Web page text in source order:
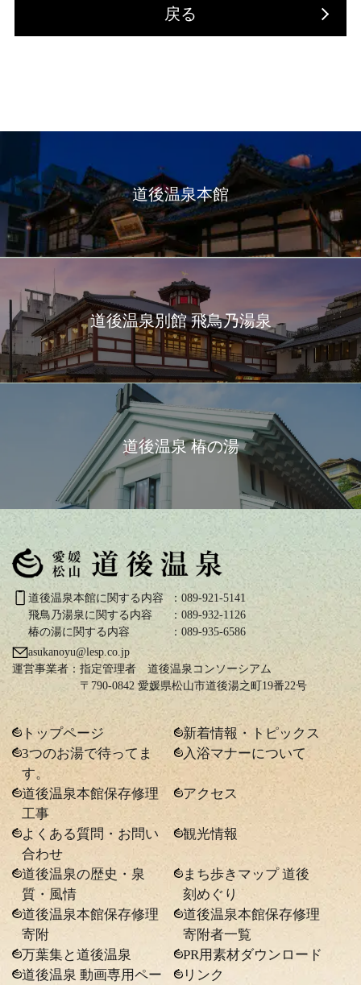
戻る
道後温泉本館
道後温泉別館 飛鳥乃湯泉
道後温泉 椿の湯
道後温泉本館に関する内容
：089-921-5141
飛鳥乃湯泉に関する内容
：089-932-1126
椿の湯に関する内容
：089-935-6586
asukanoyu@lesp.co.jp
運営事業者： 指定管理者 道後温泉コンソーシアム
〒790-0842 愛媛県松山市道後湯之町19番22号
トップページ
新着情報・トピックス
3つのお湯で待ってま
す。
入浴マナーについて
道後温泉本館保存修理
工事
アクセス
よくある質問・お問い
合わせ
観光情報
道後温泉の歴史・泉
質・風情
まち歩きマップ 道後
刻めぐり
道後温泉本館保存修理
寄附
道後温泉本館保存修理
寄附者一覧
万葉集と道後温泉
PR用素材ダウンロード
道後温泉 動画専用ペー
リンク